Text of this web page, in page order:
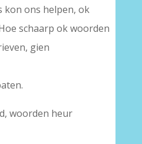
kon ons helpen, ok
schaarp ok woorden
gien
woorden heur